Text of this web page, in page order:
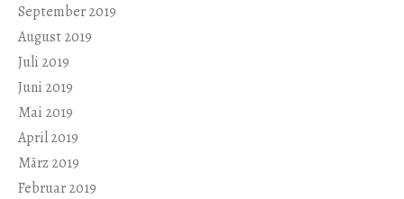
September 2019
August 2019
Juli 2019
Juni 2019
Mai 2019
April 2019
März 2019
Februar 2019